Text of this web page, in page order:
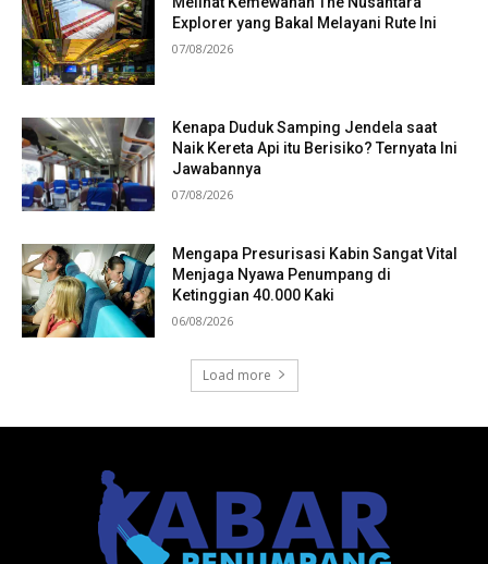
Explorer yang Bakal Melayani Rute Ini
07/08/2026
Kenapa Duduk Samping Jendela saat
Naik Kereta Api itu Berisiko? Ternyata Ini
Jawabannya
07/08/2026
Mengapa Presurisasi Kabin Sangat Vital
Menjaga Nyawa Penumpang di
Ketinggian 40.000 Kaki
06/08/2026
Load more